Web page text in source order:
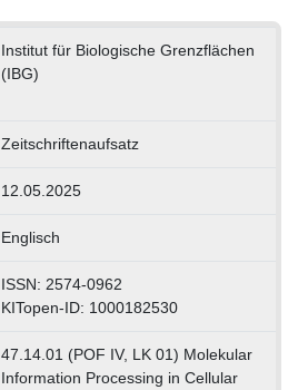
Institut für Biologische Grenzflächen
(IBG)
Zeitschriftenaufsatz
12.05.2025
Englisch
ISSN: 2574-0962
KITopen-ID: 1000182530
47.14.01 (POF IV, LK 01) Molekular
Information Processing in Cellular